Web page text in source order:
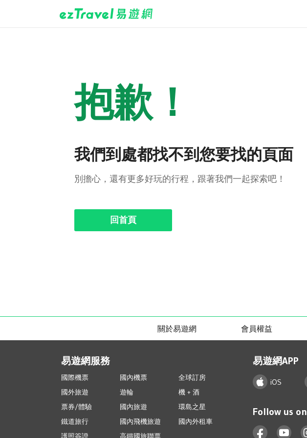
抱歉！
我們到處都找不到您要找的頁面
別擔心，還有更多好玩的行程，跟著我們一起探索吧！
回首頁
關於易遊網 會員權益
易遊網服務
國際機票 國內機票
全球訂房
國外旅遊
遊輪
機 + 酒
票券/體驗
國內旅遊
環島之星
鐵道旅行
國內飛機旅遊
國內外租車
護照簽證
高鐵國旅聯票
易遊網APP
iOS
Follow us on